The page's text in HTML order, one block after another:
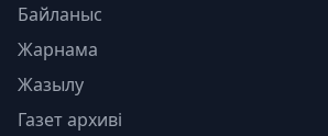
Байланыс
Жарнама
Жазылу
Газет архиві